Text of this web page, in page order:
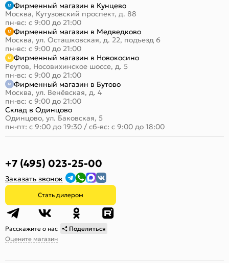
Фирменный магазин в Кунцево
Москва, Кутузовский проспект, д. 88
пн-вс: с 9:00 до 21:00
Фирменный магазин в Медведково
Москва, ул. Осташковская, д. 22, подъезд 6
пн-вс: с 9:00 до 21:00
Фирменный магазин в Новокосино
Реутов, Носовихинское шоссе, д. 5
пн-вс: с 9:00 до 21:00
Фирменный магазин в Бутово
Москва, ул. Венёвская, д. 4
пн-вс: с 9:00 до 21:00
Склад в Одинцово
Одинцово, ул. Баковская, 5
пн-пт: с 9:00 до 19:30 / сб-вс: с 9:00 до 18:00
+7 (495) 023-25-00
Заказать звонок
Стать дилером
Расскажите о нас
Поделиться
Оцените магазин